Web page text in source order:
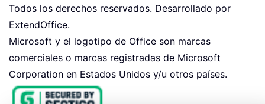
Todos los derechos reservados. Desarrollado por
ExtendOffice.
Microsoft y el logotipo de Office son marcas
comerciales o marcas registradas de Microsoft
Corporation en Estados Unidos y/u otros países.